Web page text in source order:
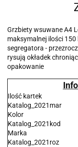
Grzbiety wsuwane A4
maksymalnej ilości
segregatora -
rysują okładek
opakowanie
Ilość kartek
Katalog_2021mar
Kolor
Katalog_2021kod
Marka
Katalog_2021roz